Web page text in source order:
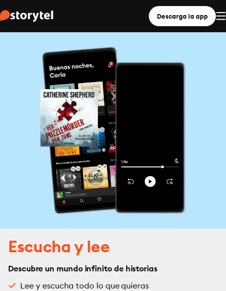
Descarga la app
Escucha y lee
Descubre un mundo infinito de historias
Lee y escucha todo lo que quieras